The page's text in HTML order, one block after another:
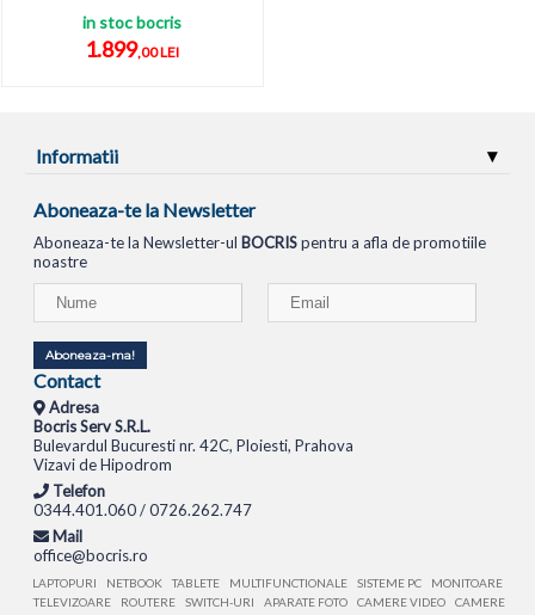
in stoc bocris
1.899,00 LEI
Informatii
Aboneaza-te la Newsletter
Aboneaza-te la Newsletter-ul BOCRISpentru a afla de promotiile
noastre
Aboneaza-ma!
Contact
Adresa
Bocris Serv S.R.L.
Bulevardul Bucuresti nr. 42C, Ploiesti, Prahova
Vizavi de Hipodrom
Telefon
0344.401.060 / 0726.262.747
Mail
office@bocris.ro
LAPTOPURI NETBOOK TABLETE MULTIFUNCTIONALE SISTEME PC
MONITOARE
TELEVIZOARE
ROUTERE SWITCH-URI APARATE FOTO CAMERE VIDEO
CAMERE